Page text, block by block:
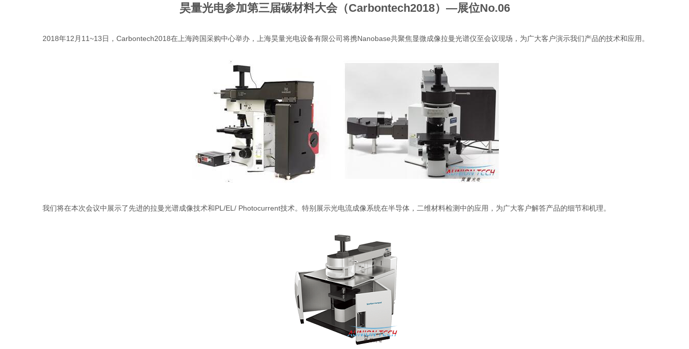
昊量光电参加第三届碳材料大会（Carbontech2018）—展位No.06
2018年12月11~13日，Carbontech2018在上海跨国采购中心举办，上海昊量光电设备有限公司将携Nanobase共聚焦显微成像拉曼光谱仪至会议现场，为广大客户演示我们产品的技术和应用。
我们将在本次会议中展示了先进的拉曼光谱成像技术和PL/EL/ Photocurrent技术。特别展示光电流成像系统在半导体，二维材料检测中的应用，为广大客户解答产品的细节和机理。